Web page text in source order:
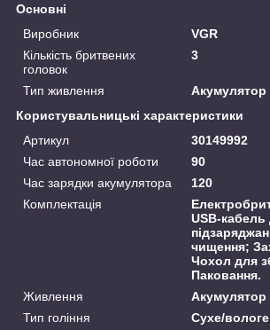
Основні
Виробник
VGR
Кількість бритвених
головок
3
Тип живлення
Акумулятор
Користувальницькі характеристики
Артикул
30149992
Час автономної роботи
90
Час зарядки акумулятора
120
Комплектація
USB-кабель
чищення;
Чохол для
Паковання.
Живлення
Акумулятор
Тип гоління
Сухе/вологе